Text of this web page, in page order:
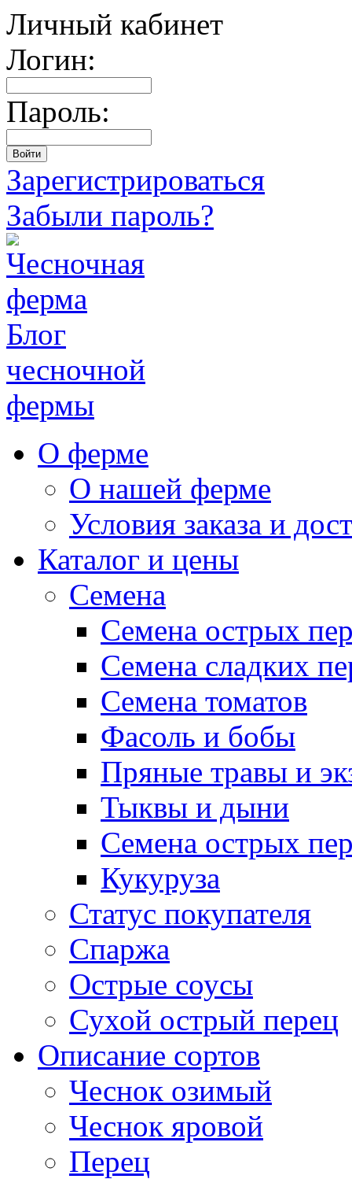
Личный кабинет
Логин:
Пароль:
Зарегистрироваться
Забыли пароль?
Блог
чесночной
фермы
О ферме
О нашей ферме
Условия заказа и
Каталог и цены
Семена
Семена острых
Семена сладких
Семена томатов
Фасоль и бобы
Пряные травы и
Тыквы и дыни
Семена острых
Кукуруза
Статус покупателя
Спаржа
Острые соусы
Сухой острый перец
Описание сортов
Чеснок озимый
Чеснок яровой
Перец